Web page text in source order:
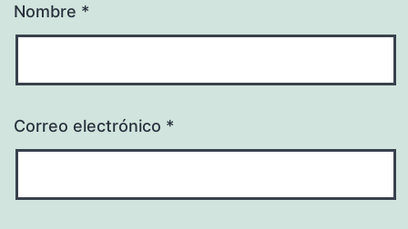
Nombre *
Correo electrónico *